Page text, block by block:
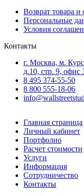
Возврат товара и
Персональные
Условия
Контакты
г. Москва, м.
д.10, стр. 9, офис
8 495 374-55-50
8 800 555-18-06
Главная страница
Личный кабинет
Портфолио
Расчет стоимости
Услуги
Информация
Сотрудничество
Контакты